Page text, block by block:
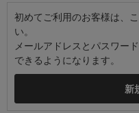
初めてご利用のお客様は、
い。
メールアドレスとパスワー
できるようになります。